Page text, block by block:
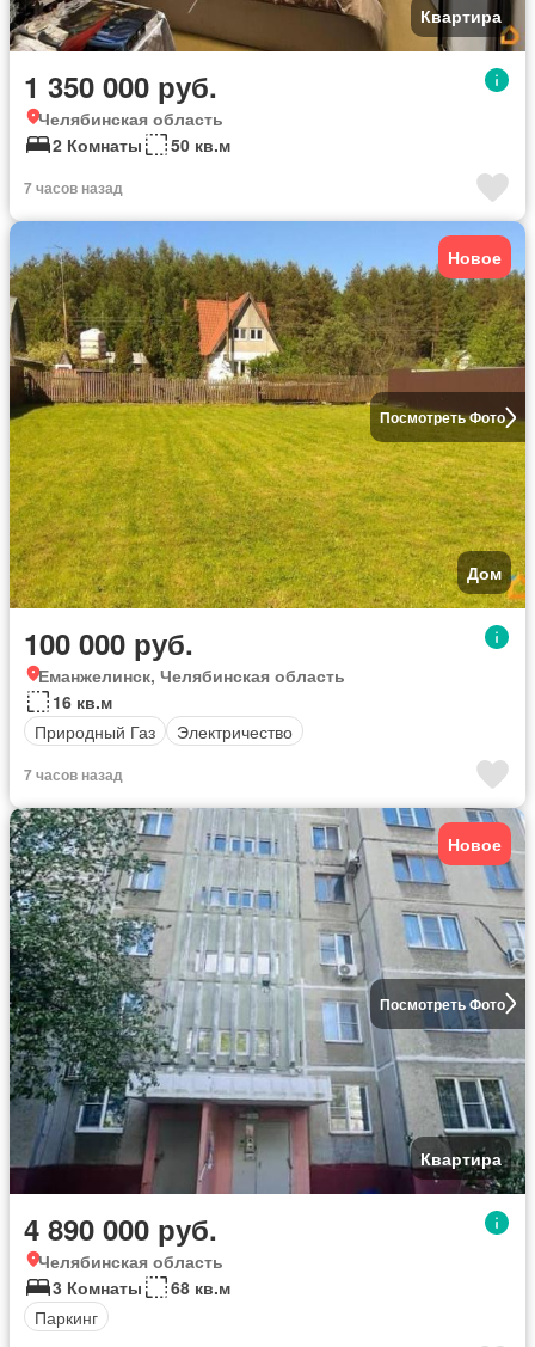
Квартира
1 350 000 руб.
Челябинская область
2 Комнаты
50 кв.м
7 часов назад
Посмотреть Фото
Новое
Дом
100 000 руб.
Еманжелинск, Челябинская область
16 кв.м
Природный Газ
Электричество
7 часов назад
Посмотреть Фото
Новое
Квартира
4 890 000 руб.
Челябинская область
3 Комнаты
68 кв.м
Паркинг